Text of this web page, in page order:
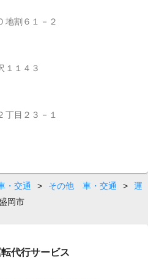
地割６１－２
１１４３
丁目２３－１
・交通 > その他 車・交通 >
運
岡市
代行サービス